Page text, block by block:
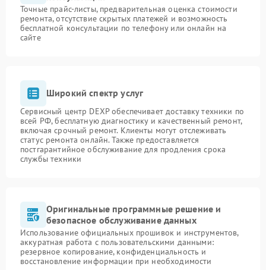
Точные прайс-листы, предварительная оценка стоимости
ремонта, отсутствие скрытых платежей и возможность
бесплатной консультации по телефону или онлайн на
сайте
Широкий спектр услуг
Сервисный центр DEXP обеспечивает доставку техники по
всей РФ, бесплатную диагностику и качественный ремонт,
включая срочный ремонт. Клиенты могут отслеживать
статус ремонта онлайн. Также предоставляется
постгарантийное обслуживание для продления срока
службы техники
Оригинальные программные решение и
безопасное обслуживание данных
Использование официальных прошивок и инструментов,
аккуратная работа с пользовательскими данными:
резервное копирование, конфиденциальность и
восстановление информации при необходимости